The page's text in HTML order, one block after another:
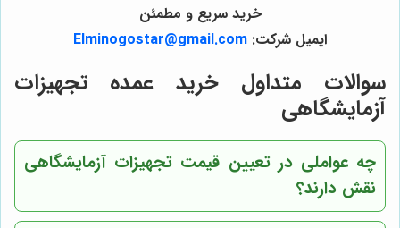
خرید سریع و مطمئن
ایمیل شرکت: Elminogostar@gmail.com
سوالات متداول خرید عمده تجهیزات
آزمایشگاهی
چه عواملی در تعیین قیمت تجهیزات آزمایشگاهی
نقش دارند؟